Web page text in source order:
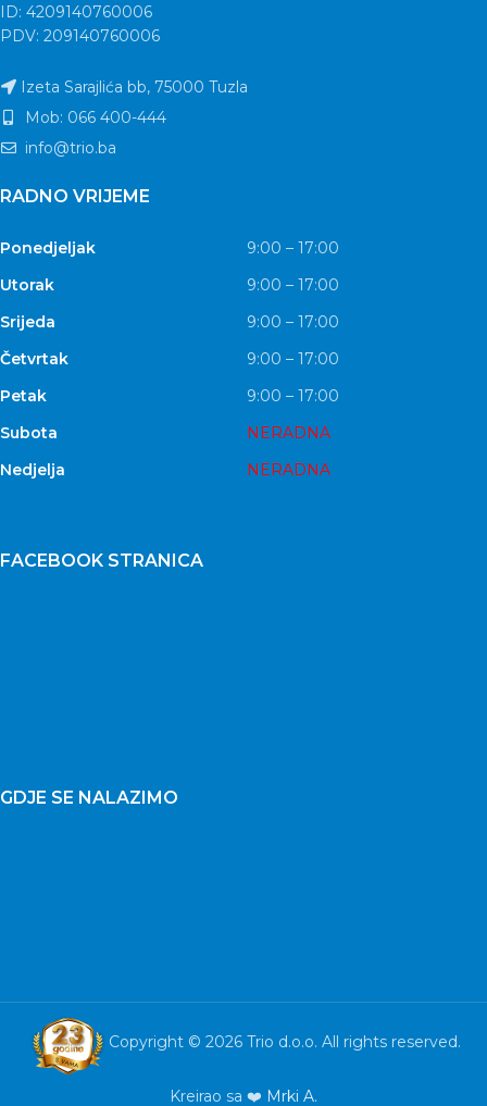
ID: 4209140760006
PDV: 209140760006
Izeta Sarajlića bb, 75000 Tuzla
Mob: 066 400-444
info@trio.ba
RADNO VRIJEME
Ponedjeljak
9:00 – 17:00
Utorak
9:00 – 17:00
Srijeda
9:00 – 17:00
Četvrtak
9:00 – 17:00
Petak
9:00 – 17:00
Subota
NERADNA
Nedjelja
NERADNA
FACEBOOK STRANICA
GDJE SE NALAZIMO
Copyright © 2026 Trio d.o.o. All rights reserved.
Kreirao sa ❤️ Mrki A.